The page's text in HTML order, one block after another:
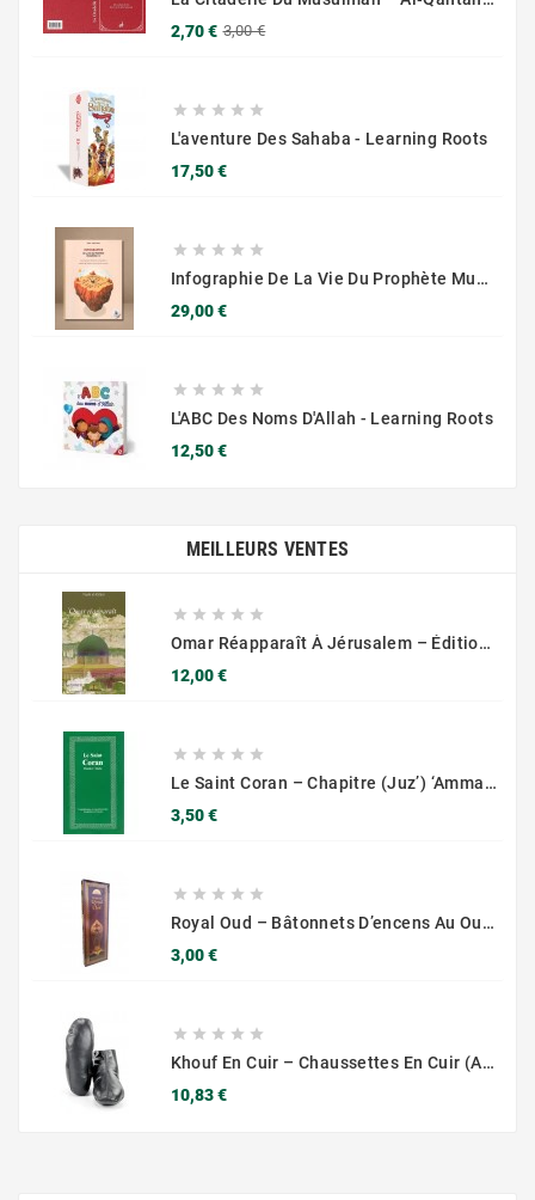
2,70 € 3,00 €
    
L'aventure Des Sahaba - Learning Roots
17,50 €Prix
    
Infographie De La Vie Du Prophète Muhammad ﷺ – Biographie Illustrée
29,00 €Prix
    
L'ABC Des Noms D'Allah - Learning Roots
12,50 €Prix
MEILLEURS VENTES
    
Omar Réapparaît À Jérusalem – Édition Arrissala – DISPO À NOUVEAU – VITE !
12,00 €Prix
    
Le Saint Coran – Chapitre (juz’) ‘Amma Collectif
3,50 €Prix
    
Royal Oud – Bâtonnets D’encens Au Oud (Parimal) – 180 G
3,00 €Prix
    
Khouf En Cuir – Chaussettes En Cuir (ablution)
10,83 €Prix